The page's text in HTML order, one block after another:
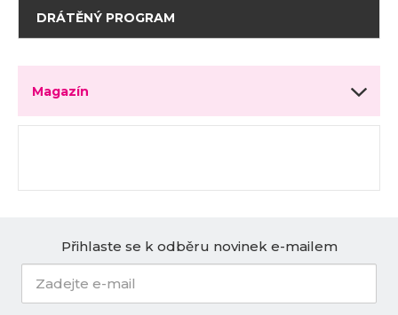
DRÁTĚNÝ PROGRAM
Magazín
Přihlaste se k odběru novinek e-mailem